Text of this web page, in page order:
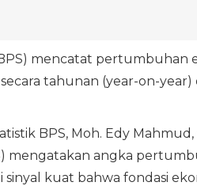
mencatat pertumbuhan
tahunan (year-on-
BPS, Moh. Edy
mengatakan angka
kuat bahwa fondasi